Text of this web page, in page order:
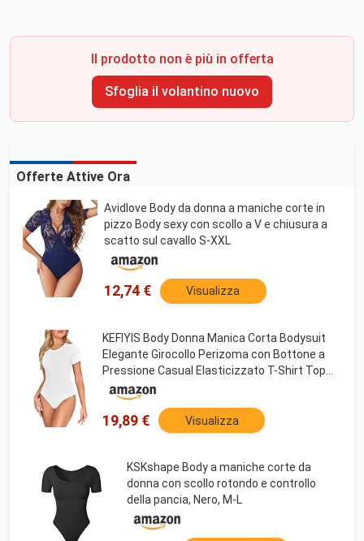
Il prodotto non è più in offerta
Sfoglia il volantino nuovo
Offerte Attive Ora
Avidlove Body da donna a maniche corte in
pizzo Body sexy con scollo a V e chiusura a
scatto sul cavallo S-XXL
12,74 € Visualizza
KEFIYIS Body Donna Manica Corta Bodysuit
Elegante Girocollo Perizoma con Bottone a
Pressione Casual Elasticizzato T-Shirt Top
Bianco Taglia L
19,89 € Visualizza
KSKshape Body a maniche corte da
donna con scollo rotondo e controllo
della pancia, Nero, M-L